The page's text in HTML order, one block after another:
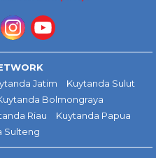
Jatim
Kuytanda Sulut
Bolmongraya
Riau
Kuytanda Papua
Sulteng